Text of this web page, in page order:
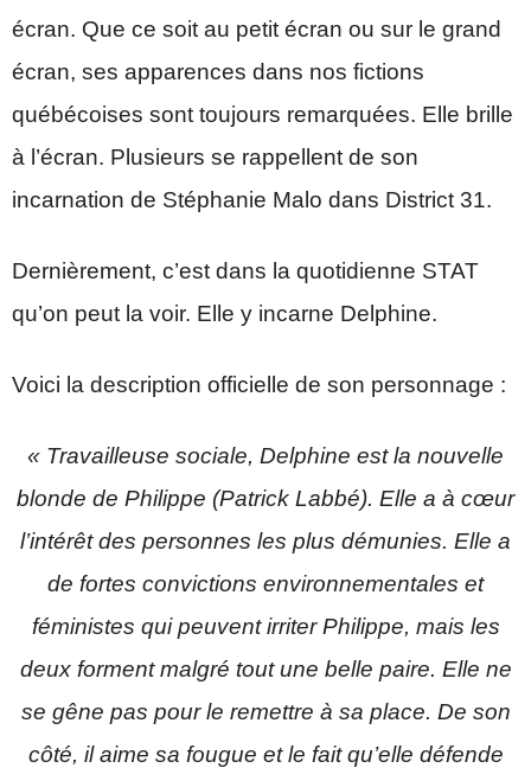
écran. Que ce soit au petit écran ou sur le grand
écran, ses apparences dans nos fictions
québécoises sont toujours remarquées. Elle brille
à l’écran. Plusieurs se rappellent de son
incarnation de Stéphanie Malo dans District 31.
Dernièrement, c’est dans la quotidienne STAT
qu’on peut la voir. Elle y incarne Delphine.
Voici la description officielle de son personnage :
« Travailleuse sociale, Delphine est la nouvelle
blonde de Philippe (Patrick Labbé). Elle a à cœur
l’intérêt des personnes les plus démunies. Elle a
de fortes convictions environnementales et
féministes qui peuvent irriter Philippe, mais les
deux forment malgré tout une belle paire. Elle ne
se gêne pas pour le remettre à sa place. De son
côté, il aime sa fougue et le fait qu’elle défende